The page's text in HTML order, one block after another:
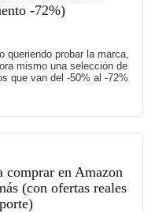
-72%)
probar la marca,
mismo una selección de
que van del -50% al -72%
comprar en Amazon
(con ofertas reales